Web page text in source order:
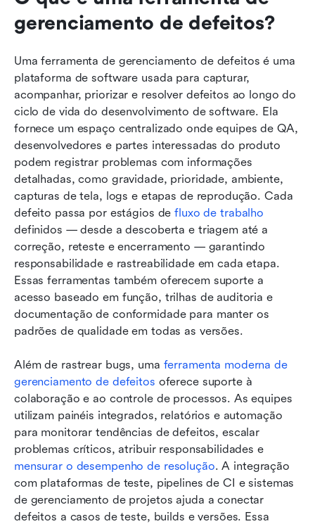
gerenciamento de defeitos?
Uma ferramenta de gerenciamento de defeitos é uma
plataforma de software usada para capturar,
acompanhar, priorizar e resolver defeitos ao longo do
ciclo de vida do desenvolvimento de software. Ela
fornece um espaço centralizado onde equipes de QA,
desenvolvedores e partes interessadas do produto
podem registrar problemas com informações
detalhadas, como gravidade, prioridade, ambiente,
capturas de tela, logs e etapas de reprodução. Cada
defeito passa por estágios de fluxo de trabalho
definidos — desde a descoberta e triagem até a
correção, reteste e encerramento — garantindo
responsabilidade e rastreabilidade em cada etapa.
Essas ferramentas também oferecem suporte a
acesso baseado em função, trilhas de auditoria e
documentação de conformidade para manter os
padrões de qualidade em todas as versões.
Além de rastrear bugs, uma ferramenta moderna de
gerenciamento de defeitos oferece suporte à
colaboração e ao controle de processos. As equipes
utilizam painéis integrados, relatórios e automação
para monitorar tendências de defeitos, escalar
problemas críticos, atribuir responsabilidades e
mensurar o desempenho de resolução. A integração
com plataformas de teste, pipelines de CI e sistemas
de gerenciamento de projetos ajuda a conectar
defeitos a casos de teste, builds e versões. Essa